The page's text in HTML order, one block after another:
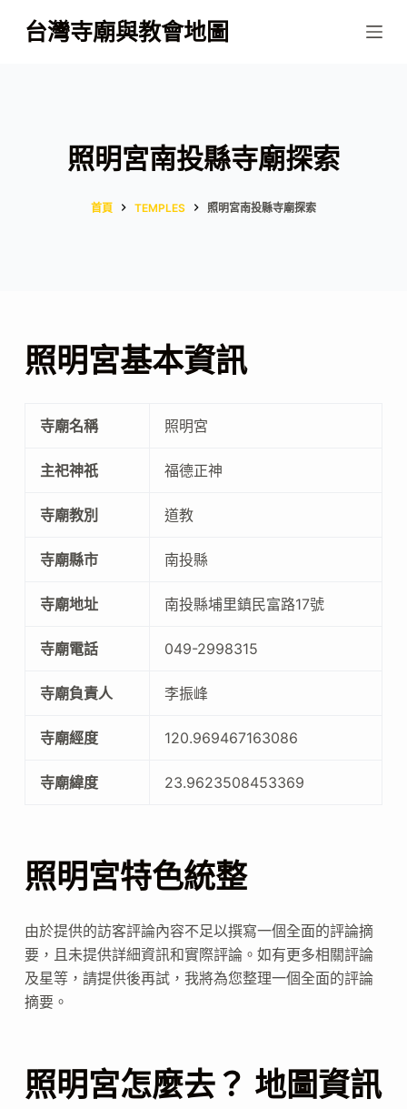
跳
至
台灣寺廟與教會地圖
照明宮南投縣寺廟探索
首頁 TEMPLES 照明宮南投縣寺廟探索
照明宮基本資訊
寺廟名稱 照明宮
主祀神祇 福德正神
寺廟教別 道教
寺廟縣市 南投縣
寺廟地址 南投縣埔里鎮民富路17號
寺廟電話 049-2998315
寺廟負責人 李振峰
寺廟經度 120.969467163086
寺廟緯度 23.9623508453369
照明宮特色統整
由於提供的訪客評論內容不足以撰寫一個全面的評論摘
要，且未提供詳細資訊和實際評論。如有更多相關評論
及星等，請提供後再試，我將為您整理一個全面的評論
摘要。
照明宮怎麼去？ 地圖資訊